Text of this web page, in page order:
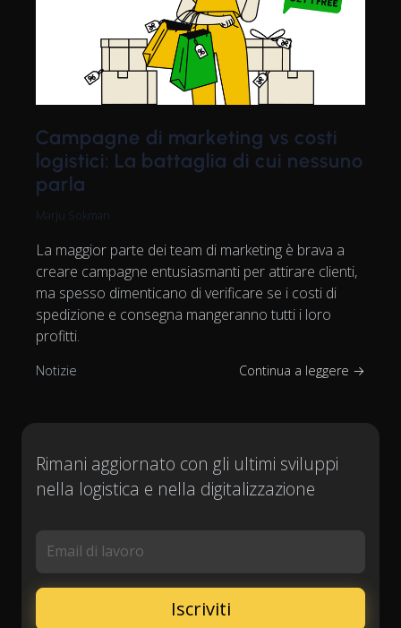
Campagne di marketing vs costi
logistici: La battaglia di cui nessuno
parla
Marju Sokman
La maggior parte dei team di marketing è brava a
creare campagne entusiasmanti per attirare clienti,
ma spesso dimenticano di verificare se i costi di
spedizione e consegna mangeranno tutti i loro
profitti.
Notizie Continua a leggere →
Rimani aggiornato con gli ultimi sviluppi
nella logistica e nella digitalizzazione
Email di lavoro